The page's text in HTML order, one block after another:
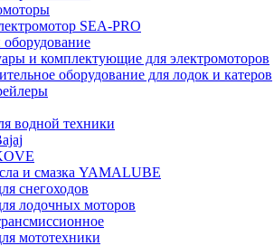
SEA-PRO
и комплектующие для электромоторов
оборудование для лодок и катеров
водной техники
и смазка YAMALUBE
снегоходов
лодочных моторов
мототехники